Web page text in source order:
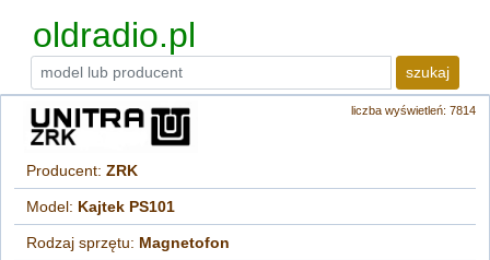
oldradio.pl
szukaj
liczba wyświetleń: 7814
Producent:ZRK
Model: Kajtek PS101
Rodzaj sprzętu: Magnetofon